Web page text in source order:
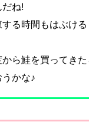
だね!
する時間もはぶけ
ら鮭を買ってき
うかな♪